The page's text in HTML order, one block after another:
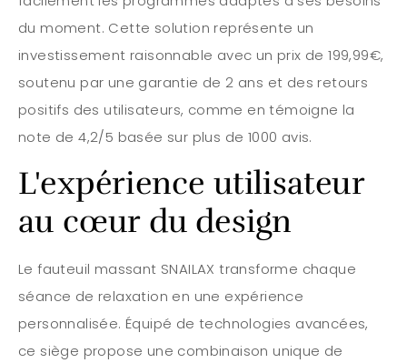
du moment. Cette solution représente un
investissement raisonnable avec un prix de 199,99€,
soutenu par une garantie de 2 ans et des retours
positifs des utilisateurs, comme en témoigne la
note de 4,2/5 basée sur plus de 1000 avis.
L'expérience utilisateur
au cœur du design
Le fauteuil massant SNAILAX transforme chaque
séance de relaxation en une expérience
personnalisée. Équipé de technologies avancées,
ce siège propose une combinaison unique de